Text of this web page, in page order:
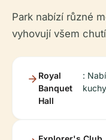
Park nabízí různé
vyhovují všem
Royal
Banquet
Hall
: